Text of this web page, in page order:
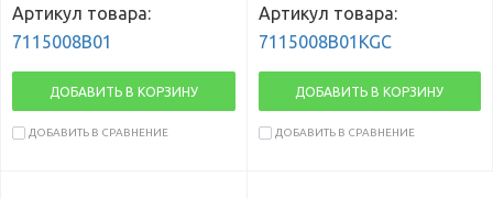
Артикул товара:
7115008B01
ДОБАВИТЬ В КОРЗИНУ
ДОБАВИТЬ В СРАВНЕНИЕ
Артикул товара:
7115008B01KGC
ДОБАВИТЬ В КОРЗИНУ
ДОБАВИТЬ В СРАВНЕНИЕ